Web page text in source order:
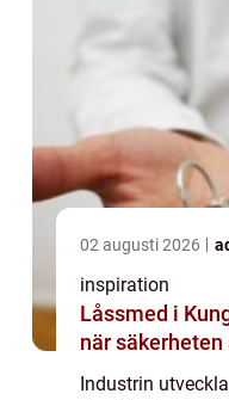
02 augusti 2026
inspiration
Låssmed i
när säkerheten
Industrin